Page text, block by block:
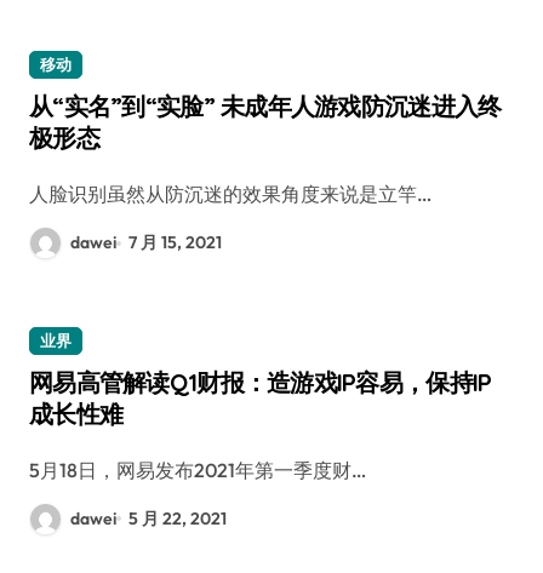
移动
从“实名”到“实脸” 未成年人游戏防沉迷进入终
极形态
人脸识别虽然从防沉迷的效果角度来说是立竿…
dawei 7 月 15, 2021
业界
网易高管解读Q1财报：造游戏IP容易，保持IP
成长性难
5月18日，网易发布2021年第一季度财…
dawei 5 月 22, 2021